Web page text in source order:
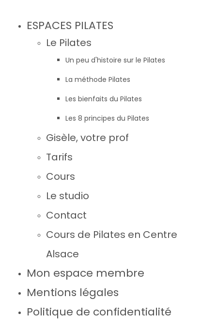
ESPACES PILATES
Le Pilates
Un peu d'histoire sur le Pilates
La méthode Pilates
Les bienfaits du Pilates
Les 8 principes du Pilates
Gisèle, votre prof
Tarifs
Cours
Le studio
Contact
Cours de Pilates en Centre
Alsace
Mon espace membre
Mentions légales
Politique de confidentialité